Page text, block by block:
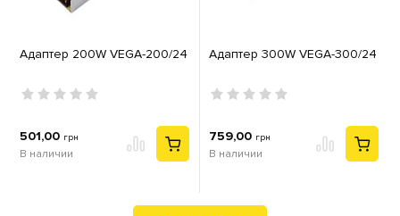
Адаптер 200W VEGA-200/24
501,00 грн
В наличии
Адаптер 300W VEGA-300/24
759,00 грн
В наличии